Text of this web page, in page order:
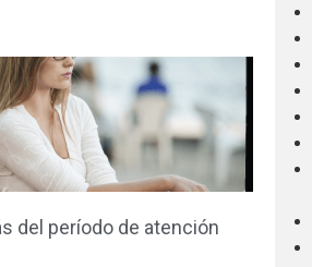
del período de atención